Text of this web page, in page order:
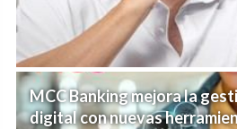
MCC Banking mejora la
digital con nuevas